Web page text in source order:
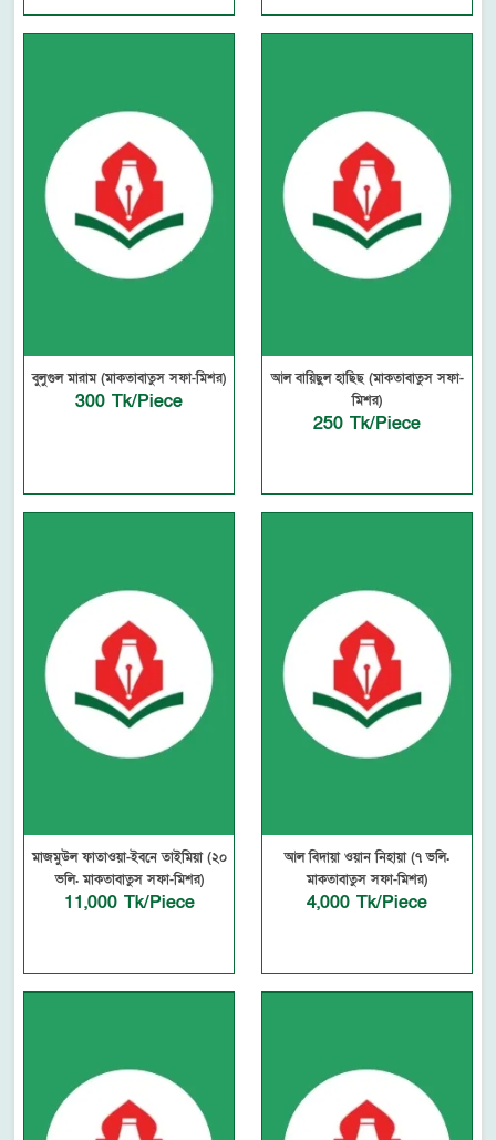
বুলুগুল মারাম (মাকতাবাতুস সফা-মিশর)
300 Tk/Piece
আল বায়িছুল হাছিছ (মাকতাবাতুস সফা-
মিশর)
250 Tk/Piece
মাজমুউল ফাতাওয়া-ইবনে তাইমিয়া (২০
ভলি. মাকতাবাতুস সফা-মিশর)
11,000 Tk/Piece
আল বিদায়া ওয়ান নিহায়া (৭ ভলি.
মাকতাবাতুস সফা-মিশর)
4,000 Tk/Piece